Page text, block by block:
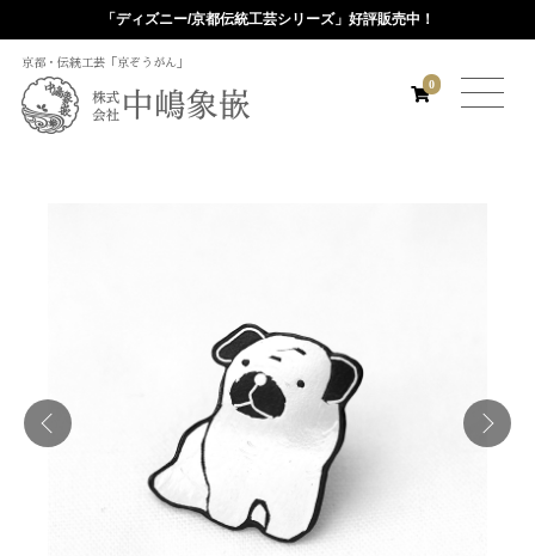
「ディズニー/京都伝統工芸シリーズ」好評販売中！
京都・伝統工芸「京ぞうがん」
0